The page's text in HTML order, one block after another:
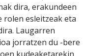
dira, erakundeen
esleitzeak eta
Laugarren
jorratzen du -bere